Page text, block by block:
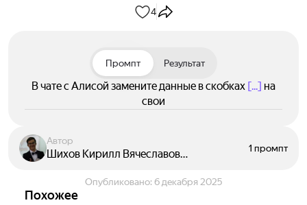
4
Промпт Результат
В чате с Алисой замените данные в скобках [...] на
свои
Автор
Шихов Кирилл Вячеславович 1 промпт
Опубликовано: 6 декабря 2025
Похожее